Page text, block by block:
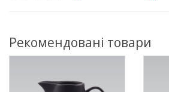
Рекомендовані товари